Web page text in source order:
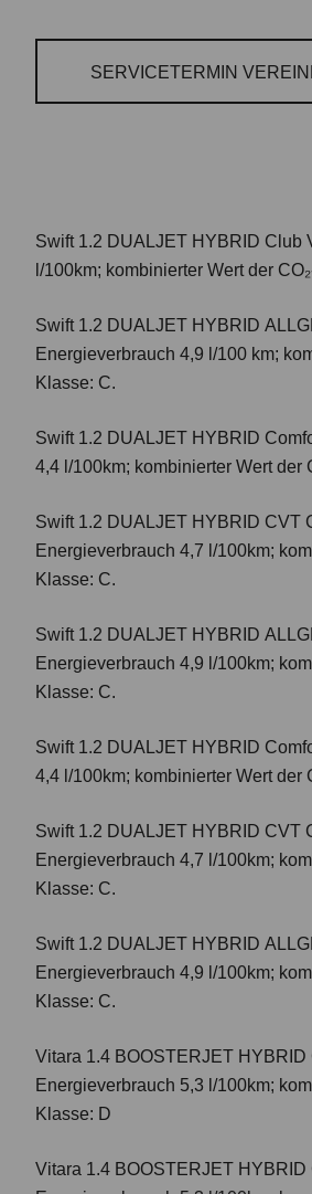
SERVICETERMIN
Swift 1.2 DUALJET HYBRID Club
l/100km; kombinierter Wert der
Swift 1.2 DUALJET HYBRID
Energieverbrauch 4,9 l/100 km;
Klasse: C.
Swift 1.2 DUALJET HYBRID
4,4 l/100km; kombinierter Wert der
Swift 1.2 DUALJET HYBRID CVT
Energieverbrauch 4,7 l/100km;
Klasse: C.
Swift 1.2 DUALJET HYBRID
Energieverbrauch 4,9 l/100km;
Klasse: C.
Swift 1.2 DUALJET HYBRID
4,4 l/100km; kombinierter Wert der
Swift 1.2 DUALJET HYBRID CVT
Energieverbrauch 4,7 l/100km;
Klasse: C.
Swift 1.2 DUALJET HYBRID
Energieverbrauch 4,9 l/100km;
Klasse: C.
Vitara 1.4 BOOSTERJET HYBRID
Energieverbrauch 5,3 l/100km;
Klasse: D
Vitara 1.4 BOOSTERJET HYBRID